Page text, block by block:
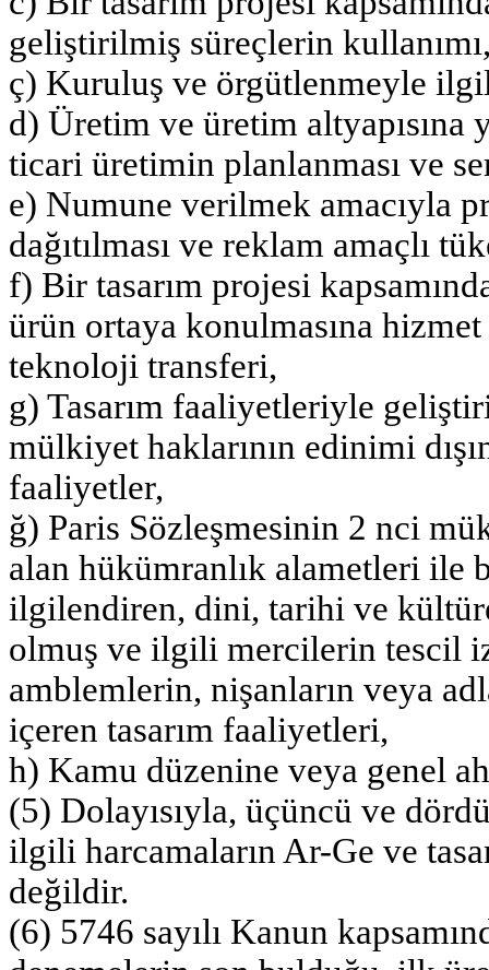
geliştirilmiş süreçlerin
ç) Kuruluş ve örgütlenmeyle
d) Üretim ve üretim altyapısına
ticari üretimin planlanması ve
e) Numune verilmek amacıyla
dağıtılması ve reklam amaçlı
f) Bir tasarım projesi
ürün ortaya konulmasına
teknoloji transferi,
g) Tasarım faaliyetleriyle
mülkiyet haklarının edinimi
faaliyetler,
ğ) Paris Sözleşmesinin 2 nci
alan hükümranlık alametleri ile
ilgilendiren, dini, tarihi ve
olmuş ve ilgili mercilerin tescil
amblemlerin, nişanların veya
içeren tasarım faaliyetleri,
h) Kamu düzenine veya genel
(5) Dolayısıyla, üçüncü ve
ilgili harcamaların Ar-Ge ve
değildir.
(6) 5746 sayılı Kanun